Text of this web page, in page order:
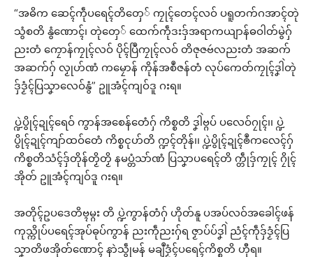
“အဓိက ဆေၚ်ကဵုပရေၚ်တိတှေ် ကၠုၚ်တေၚ်လဝ် ပရူတက်ဂအာၚ်တုဲ
သွံစတိ နွံဏောၚ်၊ တုဲတှေ် ထေက်ကဵုဒးဒှ်အရာကယျာန်ဓဝါတ်မွဲဂှ်
ညးတံ ကၠောန်ကၠုၚ်လဝ် ပိုၚ်ပြဳကၠုၚ်လဝ် တိဇုဇဗဴလညးတံ အဆက်
အဆက်ဂှ် လၟုဟ်ဏံ ကမၠောန် ကိုန်အစဳဇန်တံ လုပ်ကေတ်ကၠုၚ်ဒၞါဲတုဲ
ဒှ်ဒၟံၚ်ပြသၞာလေဝ်နွံ” ဥူအံၚ်ကျဝ်ဒူ ဂးရ။
ပ္ဍဲပွိုၚ်ဍုၚ်ရေဝ် ကွာန်အစေန်တေံဂှ် ကိစ္စတိ ဒၞါဲဗ္ဂပ် ပလေဝ်ဂၠုၚ်၊၊ ပ္ဍဲ
ပွိုၚ်ဍုၚ်ကျာ်ထဝ်တေံ ကိစ္စၚုဟ်တိ က္ဍၚ်တိုန်၊၊ ပ္ဍဲပွိုၚ်ဍုၚ်ၜဳကလေၚ်ဂှ်
ကိစ္စတိသံၚ်ဒှ်တိုန်တၟိတၟိ နမပ္တံသာ်ဏံ ပြသၞာပရေၚ်တိ က္တဵုဒှ်ကၠုၚ် ဂၠိုၚ်
အိုတ် ဥူအံၚ်ကျဝ်ဒူ ဂးရ။
အတိုၚ်ဥပဒေတိဗ္ၚမ္ဂး တိ ပ္ဍဲကွာန်တံဂှ် ဟိုတ်နူ ပအပ်လဝ်အခေါၚ်ဖန်
ကုသ္ကိုပ်ပရေၚ်အုပ်ဓုပ်ကွာန် ညးကဵုညးဂှ်ရ ဇၟာပ်ပ်ဒၞါဲ ညံၚ်ကဵုဒှ်ဒၟံၚ်ပြ
သၞာတိဖအိုတ်ဏောၚ် နာဲသွဵုမန် မချဳဒၟံၚ်ပရေၚ်ကိစ္စတိ ဟီုရ။